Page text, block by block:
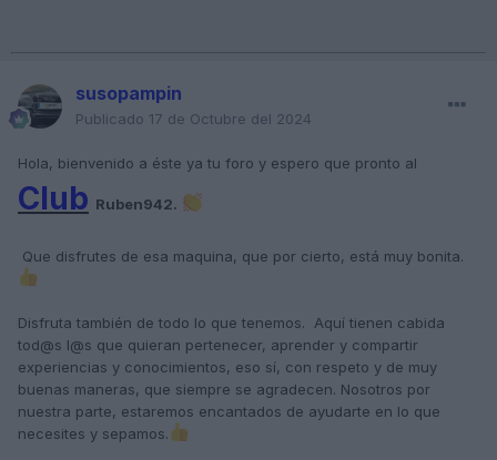
susopampin
Publicado 17 de Octubre del 2024
Hola, bienvenido a éste ya tu foro y espero que pronto al
Club Ruben942.
Que disfrutes de esa maquina, que por cierto, está muy bonita.
Disfruta también de todo lo que tenemos. Aquí tienen cabida
tod@s l@s que quieran pertenecer, aprender y compartir
experiencias y conocimientos, eso sí, con respeto y de muy
buenas maneras, que siempre se agradecen. Nosotros por
nuestra parte, estaremos encantados de ayudarte en lo que
necesites y sepamos.